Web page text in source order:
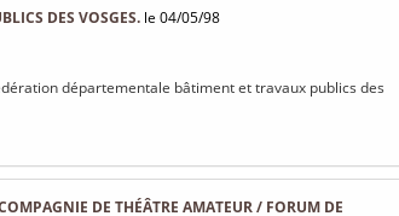
DES VOSGES. le 04/05/98
départementale bâtiment et travaux publics des
DE THÉÂTRE AMATEUR / FORUM DE